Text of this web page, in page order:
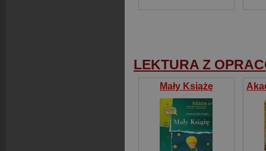
LEKTURA Z
Mały Książę